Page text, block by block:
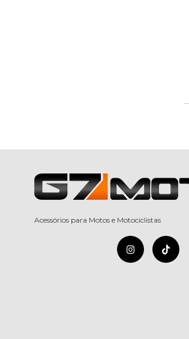
Acessórios para Motos e Motociclistas